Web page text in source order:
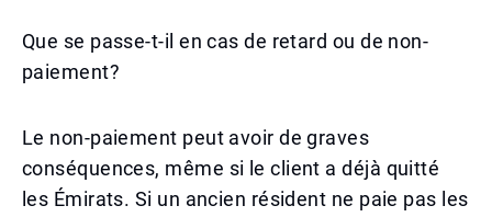
Que se passe-t-il en cas de retard ou de non-
paiement?
Le non-paiement peut avoir de graves
conséquences, même si le client a déjà quitté
les Émirats. Si un ancien résident ne paie pas les